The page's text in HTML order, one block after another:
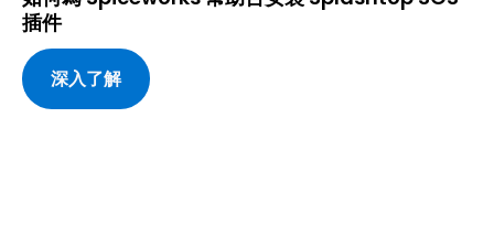
插件
深入了解